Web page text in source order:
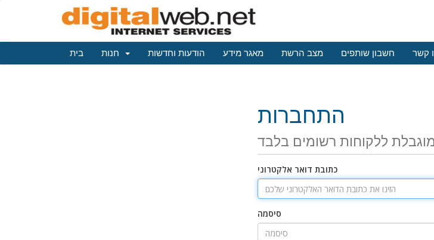
בית הודעות וחדשות מאגר מידע מצב הרשת חשבון שותפים קשר
התחברות
ללקוחות רשומים בלבד
כתובת דואר אלקטרוני
סיסמה